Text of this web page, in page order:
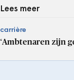
Lees meer
carrière
‘Ambtenaren zijn